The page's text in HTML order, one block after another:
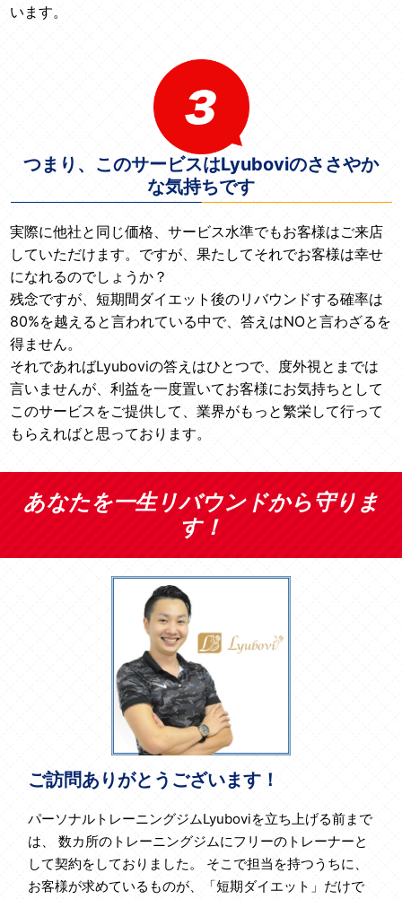
います。
つまり、このサービスはLyuboviのささやか
な気持ちです
実際に他社と同じ価格、サービス水準でもお客様はご来店
していただけます。ですが、果たしてそれでお客様は幸せ
になれるのでしょうか？
残念ですが、短期間ダイエット後のリバウンドする確率は
80%を越えると言われている中で、答えはNOと言わざるを
得ません。
それであればLyuboviの答えはひとつで、度外視とまでは
言いませんが、利益を一度置いてお客様にお気持ちとして
このサービスをご提供して、業界がもっと繁栄して行って
もらえればと思っております。
あなたを一生リバウンドから守りま
す！
ご訪問ありがとうございます！
パーソナルトレーニングジムLyuboviを立ち上げる前まで
は、 数カ所のトレーニングジムにフリーのトレーナーと
して契約をしておりました。 そこで担当を持つうちに、
お客様が求めているものが、「短期ダイエット」だけで